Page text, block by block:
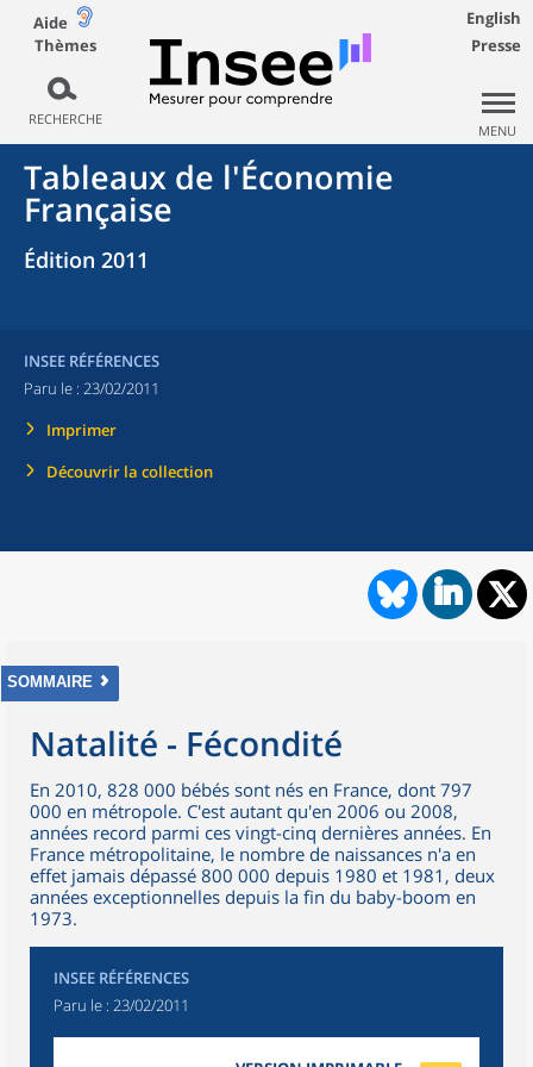
Aide
Thèmes
RECHERCHE
English
Presse
MENU
Tableaux de l'Économie
Française
Édition 2011
INSEE RÉFÉRENCES
Paru le : 23/02/2011
Imprimer
Découvrir la collection
SOMMAIRE
Natalité - Fécondité
En 2010, 828 000 bébés sont nés en France, dont 797
000 en métropole. C'est autant qu'en 2006 ou 2008,
années record parmi ces vingt-cinq dernières années. En
France métropolitaine, le nombre de naissances n'a en
effet jamais dépassé 800 000 depuis 1980 et 1981, deux
années exceptionnelles depuis la fin du baby-boom en
1973.
INSEE RÉFÉRENCES
Paru le : 23/02/2011